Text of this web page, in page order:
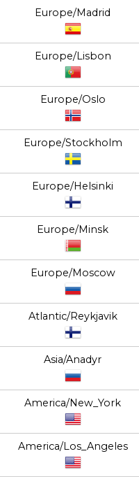
Europe/Madrid
Europe/Lisbon
Europe/Oslo
Europe/Stockholm
Europe/Helsinki
Europe/Minsk
Europe/Moscow
Atlantic/Reykjavik
Asia/Anadyr
America/New_York
America/Los_Angeles